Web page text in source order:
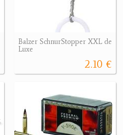
Balzer SchnurStopper XXL de
Luxe
2.10 €